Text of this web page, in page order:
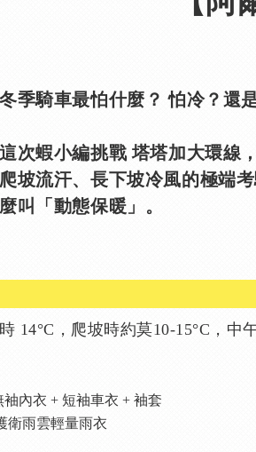
冬季騎車最怕什麼？ 怕冷？還
這次蝦小編挑戰 塔塔加大環線
爬坡流汗、長下坡冷風的極端
麼叫「動態保暖」。
14°C，爬坡時約莫10-15°C，中
袖內衣 + 短袖車衣 + 袖套
衛雨雲輕量雨衣